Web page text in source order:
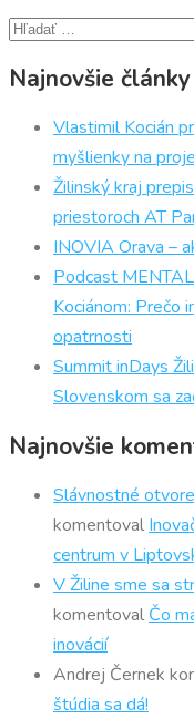
Hľadať:
Najnovšie články
Vlastimil Kocián
myšlienky na
Žilinský kraj
priestoroch AT
INOVIA Orava –
Podcast
Kociánom: Prečo
opatrnosti
Summit inDays
Slovenskom sa
Najnovšie
Slávnostné
komentoval
centrum v
V Žiline sme sa
komentoval Čo
inovácií
Andrej Černek
štúdia sa dá!